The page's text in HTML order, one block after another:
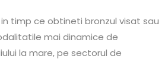
timp ce obtineti bronzul visat sau
mai dinamice de
la mare, pe sectorul de